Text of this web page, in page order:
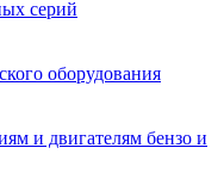
серий
оборудования
и двигателям бензо и